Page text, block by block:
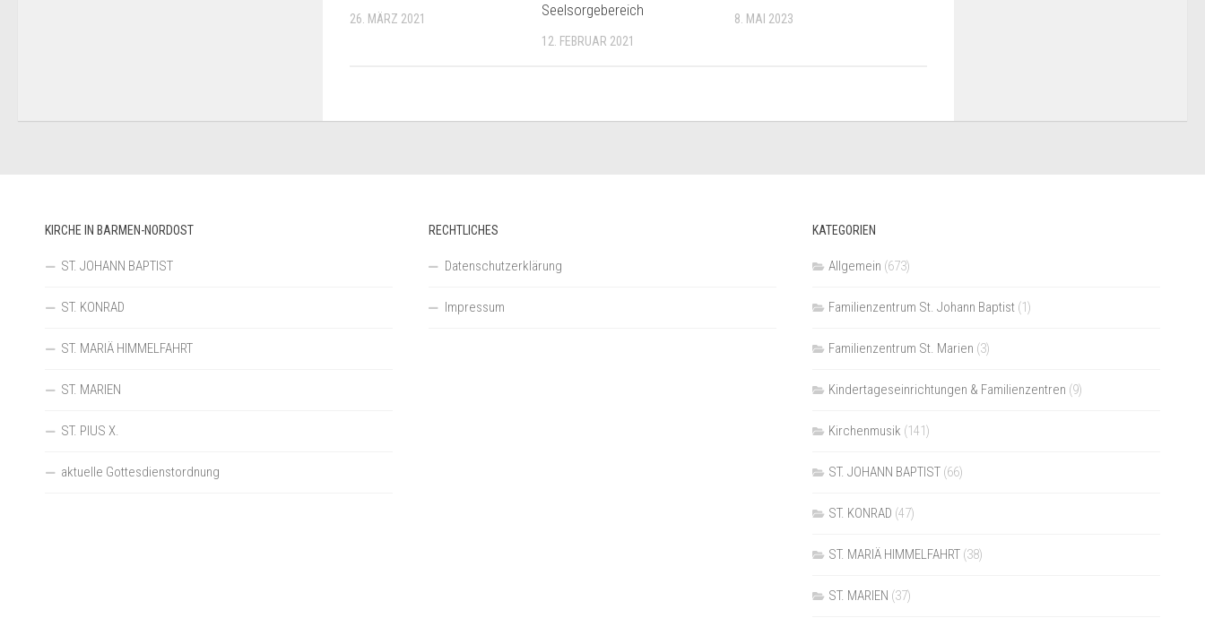
26. MÄRZ 2021
Seelsorgebereich
12. FEBRUAR 2021
8. MAI 2023
KIRCHE IN BARMEN-NORDOST
ST. JOHANN BAPTIST
ST. KONRAD
ST. MARIÄ HIMMELFAHRT
ST. MARIEN
ST. PIUS X.
aktuelle Gottesdienstordnung
RECHTLICHES
Datenschutzerklärung
Impressum
KATEGORIEN
Allgemein (673)
Familienzentrum St. Johann Baptist(1)
Familienzentrum St. Marien (3)
Kindertageseinrichtungen & Familienzentren (9)
Kirchenmusik (141)
ST. JOHANN BAPTIST(66)
ST. KONRAD (47)
ST. MARIÄ HIMMELFAHRT(38)
ST. MARIEN (37)